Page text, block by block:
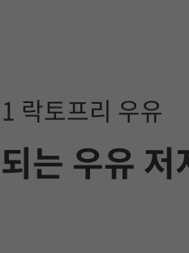
락토프리 우유
는 우유